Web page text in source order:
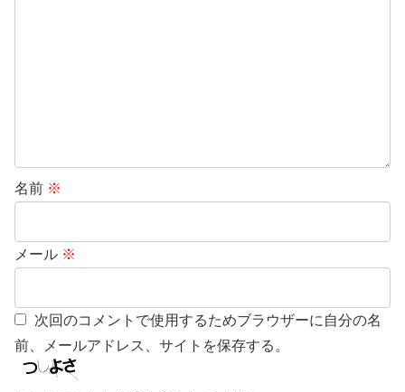
名前 ※
メール ※
次回のコメントで使用するためブラウザーに自分の名
前、メールアドレス、サイトを保存する。